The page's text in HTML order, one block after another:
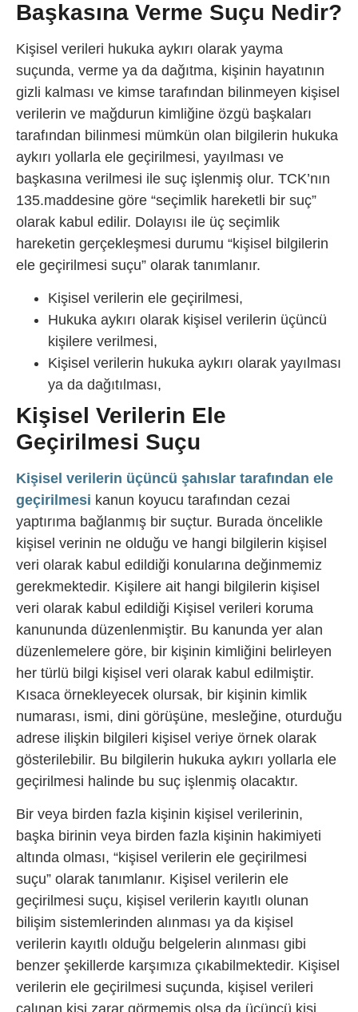
Başkasına Verme Suçu Nedir?
Kişisel verileri hukuka aykırı olarak yayma
suçunda, verme ya da dağıtma, kişinin hayatının
gizli kalması ve kimse tarafından bilinmeyen kişisel
verilerin ve mağdurun kimliğine özgü başkaları
tarafından bilinmesi mümkün olan bilgilerin hukuka
aykırı yollarla ele geçirilmesi, yayılması ve
başkasına verilmesi ile suç işlenmiş olur. TCK’nın
135.maddesine göre “seçimlik hareketli bir suç”
olarak kabul edilir. Dolayısı ile üç seçimlik
hareketin gerçekleşmesi durumu “kişisel bilgilerin
ele geçirilmesi suçu” olarak tanımlanır.
Kişisel verilerin ele geçirilmesi,
Hukuka aykırı olarak kişisel verilerin üçüncü
kişilere verilmesi,
Kişisel verilerin hukuka aykırı olarak yayılması
ya da dağıtılması,
Kişisel Verilerin Ele
Geçirilmesi Suçu
Kişisel verilerin üçüncü şahıslar tarafından ele
geçirilmesi kanun koyucu tarafından cezai
yaptırıma bağlanmış bir suçtur. Burada öncelikle
kişisel verinin ne olduğu ve hangi bilgilerin kişisel
veri olarak kabul edildiği konularına değinmemiz
gerekmektedir. Kişilere ait hangi bilgilerin kişisel
veri olarak kabul edildiği Kişisel verileri koruma
kanununda düzenlenmiştir. Bu kanunda yer alan
düzenlemelere göre, bir kişinin kimliğini belirleyen
her türlü bilgi kişisel veri olarak kabul edilmiştir.
Kısaca örnekleyecek olursak, bir kişinin kimlik
numarası, ismi, dini görüşüne, mesleğine, oturduğu
adrese ilişkin bilgileri kişisel veriye örnek olarak
gösterilebilir. Bu bilgilerin hukuka aykırı yollarla ele
geçirilmesi halinde bu suç işlenmiş olacaktır.
Bir veya birden fazla kişinin kişisel verilerinin,
başka birinin veya birden fazla kişinin hakimiyeti
altında olması, “kişisel verilerin ele geçirilmesi
suçu” olarak tanımlanır. Kişisel verilerin ele
geçirilmesi suçu, kişisel verilerin kayıtlı olunan
bilişim sistemlerinden alınması ya da kişisel
verilerin kayıtlı olduğu belgelerin alınması gibi
benzer şekillerde karşımıza çıkabilmektedir. Kişisel
verilerin ele geçirilmesi suçunda, kişisel verileri